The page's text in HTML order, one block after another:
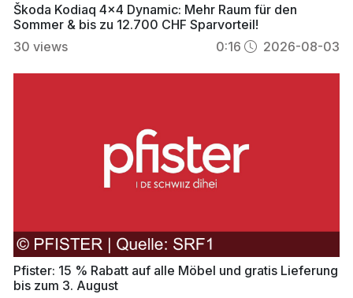
Škoda Kodiaq 4x4 Dynamic: Mehr Raum für den
Sommer & bis zu 12.700 CHF Sparvorteil!
30 views 0:16 2026-08-03
Pfister: 15 % Rabatt auf alle Möbel und gratis Lieferung
bis zum 3. August